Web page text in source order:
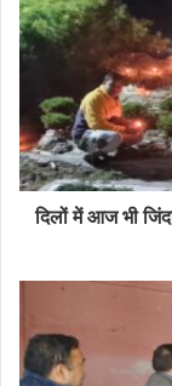
दिलों में आज भी